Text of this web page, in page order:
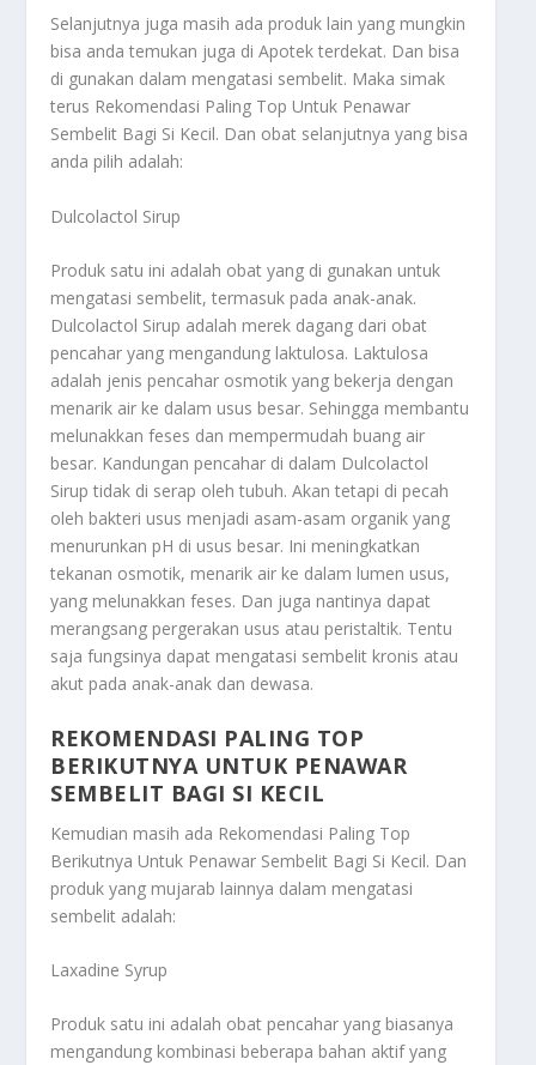
Selanjutnya juga masih ada produk lain yang mungkin
bisa anda temukan juga di Apotek terdekat. Dan bisa
di gunakan dalam mengatasi sembelit. Maka simak
terus Rekomendasi Paling Top Untuk Penawar
Sembelit Bagi Si Kecil. Dan obat selanjutnya yang bisa
anda pilih adalah:
Dulcolactol Sirup
Produk satu ini adalah obat yang di gunakan untuk
mengatasi sembelit, termasuk pada anak-anak.
Dulcolactol Sirup adalah merek dagang dari obat
pencahar yang mengandung laktulosa. Laktulosa
adalah jenis pencahar osmotik yang bekerja dengan
menarik air ke dalam usus besar. Sehingga membantu
melunakkan feses dan mempermudah buang air
besar. Kandungan pencahar di dalam Dulcolactol
Sirup tidak di serap oleh tubuh. Akan tetapi di pecah
oleh bakteri usus menjadi asam-asam organik yang
menurunkan pH di usus besar. Ini meningkatkan
tekanan osmotik, menarik air ke dalam lumen usus,
yang melunakkan feses. Dan juga nantinya dapat
merangsang pergerakan usus atau peristaltik. Tentu
saja fungsinya dapat mengatasi sembelit kronis atau
akut pada anak-anak dan dewasa.
REKOMENDASI PALING TOP
BERIKUTNYA UNTUK PENAWAR
SEMBELIT BAGI SI KECIL
Kemudian masih ada Rekomendasi Paling Top
Berikutnya Untuk Penawar Sembelit Bagi Si Kecil. Dan
produk yang mujarab lainnya dalam mengatasi
sembelit adalah:
Laxadine Syrup
Produk satu ini adalah obat pencahar yang biasanya
mengandung kombinasi beberapa bahan aktif yang